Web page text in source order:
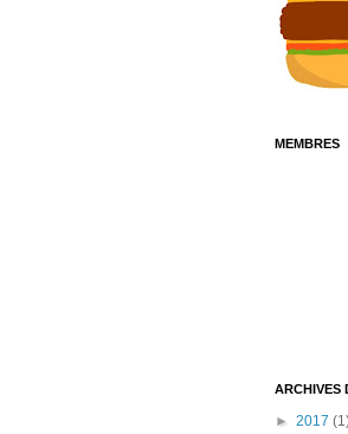
MEMBRES
ARCHIVES
► 2017